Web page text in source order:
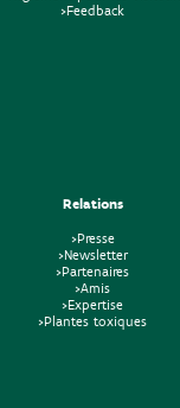
>Feedback
Relations
>Presse
>Newsletter
>Partenaires
>Amis
>Expertise
>Plantes toxiques